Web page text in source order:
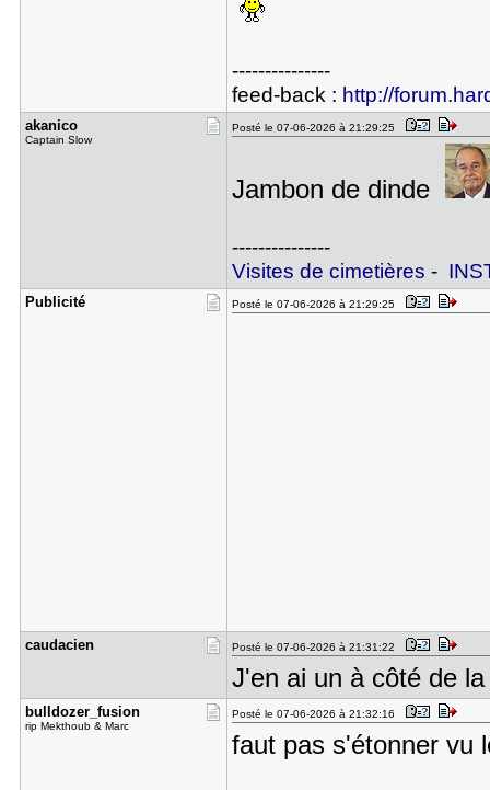
---------------
feed-back : http://
akanico
Captain Slow
Posté le 07-06-2026 à 21:29:25
Jambon de dinde
---------------
Visites de cimetières -
Publicité Posté le 07-06-2026 à 21:29:25
caudacien Posté le 07-06-2026 à 21:31:22
J'en ai un à côté de
bulldozer_​fusion
rip Mekthoub & Marc
Posté le 07-06-2026 à 21:32:16
faut pas s'étonner vu